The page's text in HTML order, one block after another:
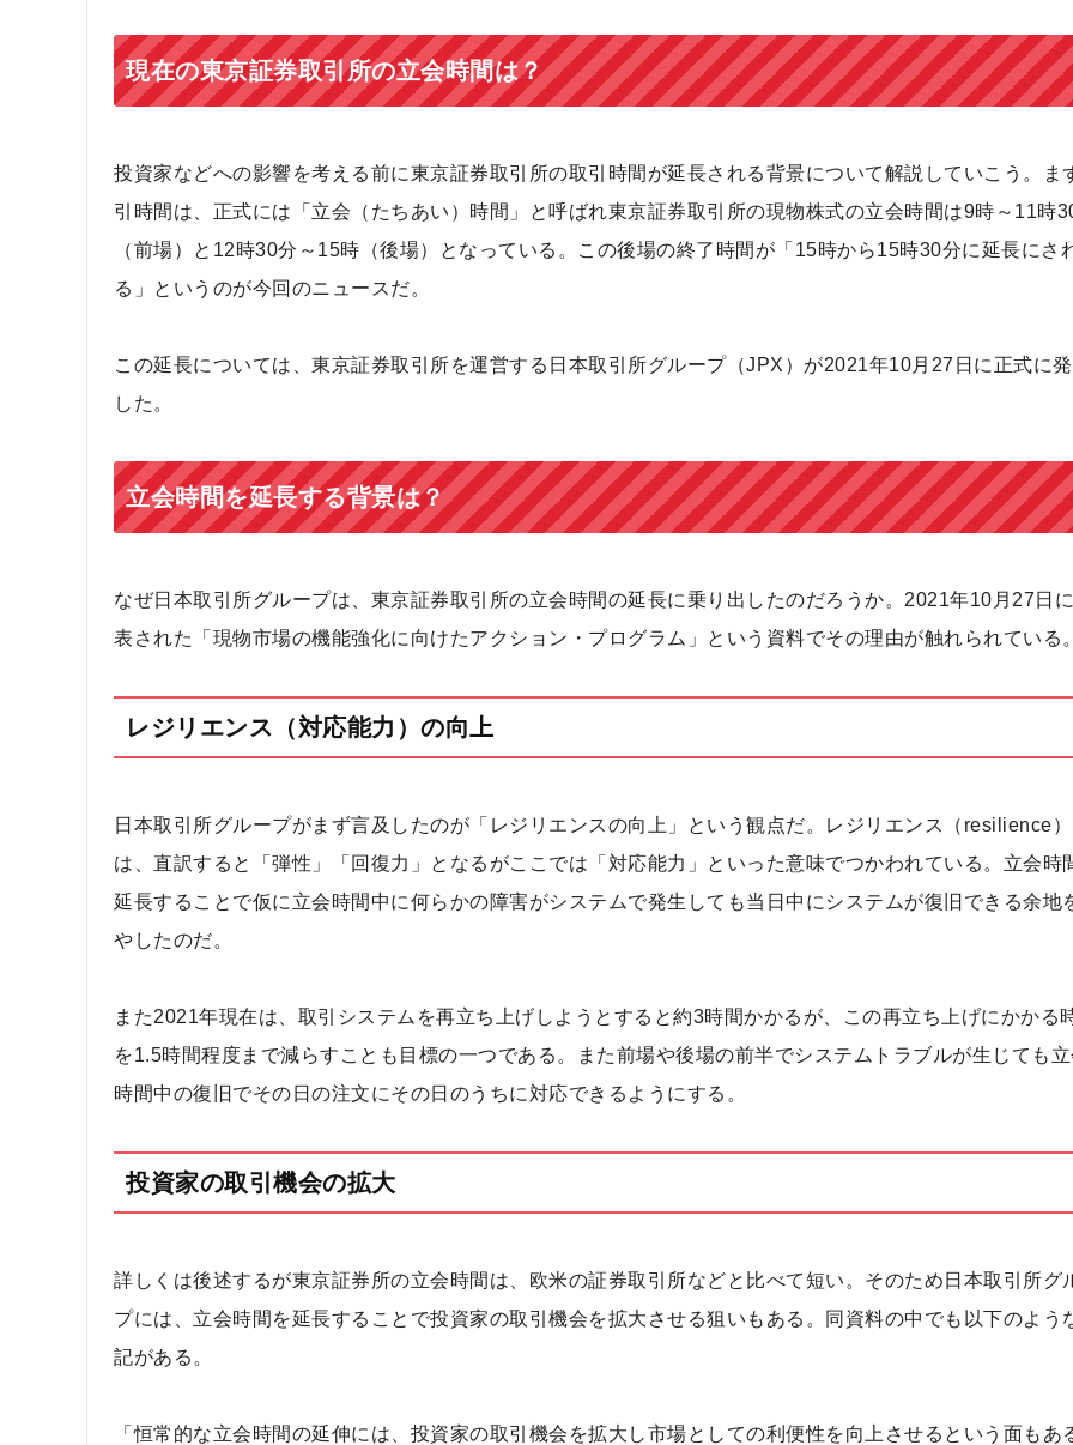
現在の東京証券取引所の立会時間は？
投資家などへの影響を考える前に東京証券取引所の取引時間が延長される背景について解説していこう。ま
引時間は、正式には「立会（たちあい）時間」と呼ばれ東京証券取引所の現物株式の立会時間は9時～11時
（前場）と12時30分～15時（後場）となっている。この後場の終了時間が「15時から15時30分に延長にさ
る」というのが今回のニュースだ。
この延長については、東京証券取引所を運営する日本取引所グループ（JPX）が2021年10月27日に正式に
した。
立会時間を延長する背景は？
なぜ日本取引所グループは、東京証券取引所の立会時間の延長に乗り出したのだろうか。2021年10月27日
表された「現物市場の機能強化に向けたアクション・プログラム」という資料でその理由が触れられている。
レジリエンス（対応能力）の向上
日本取引所グループがまず言及したのが「レジリエンスの向上」という観点だ。レジリエンス（resilience）
は、直訳すると「弾性」「回復力」となるがここでは「対応能力」といった意味でつかわれている。立会時
延長することで仮に立会時間中に何らかの障害がシステムで発生しても当日中にシステムが復旧できる余地
やしたのだ。
また2021年現在は、取引システムを再立ち上げしようとすると約3時間かかるが、この再立ち上げにかかる
を1.5時間程度まで減らすことも目標の一つである。また前場や後場の前半でシステムトラブルが生じても立
時間中の復旧でその日の注文にその日のうちに対応できるようにする。
投資家の取引機会の拡大
詳しくは後述するが東京証券所の立会時間は、欧米の証券取引所などと比べて短い。そのため日本取引所グ
プには、立会時間を延長することで投資家の取引機会を拡大させる狙いもある。同資料の中でも以下のよう
記がある。
「恒常的な立会時間の延伸には、投資家の取引機会を拡大し市場としての利便性を向上させるという面もあ